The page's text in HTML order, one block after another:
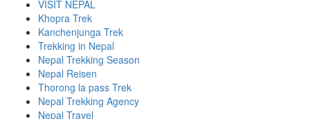
VISIT NEPAL
Khopra Trek
Kanchenjunga Trek
Trekking in Nepal
Nepal Trekking Season
Nepal Reisen
Thorong la pass Trek
Nepal Trekking Agency
Nepal Travel